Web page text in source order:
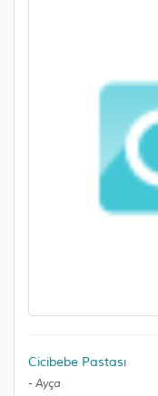
Cicibebe Pastası
- Ayça